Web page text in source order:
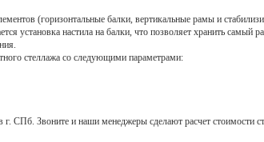
(горизонтальные балки, вертикальные рамы и
установка настила на балки, что позволяет хранить самый
стеллажа со следующими параметрами:
СПб. Звоните и наши менеджеры сделают расчет стоимости